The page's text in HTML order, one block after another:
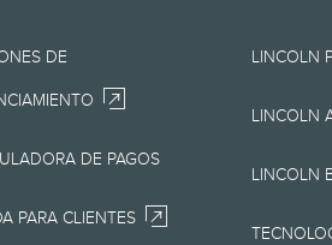
de ningún tipo, ya
a, la
los
se reserva el
DE
DE PAGOS
PARA CLIENTES
LINCOLN
LINCOLN
LINCOLN